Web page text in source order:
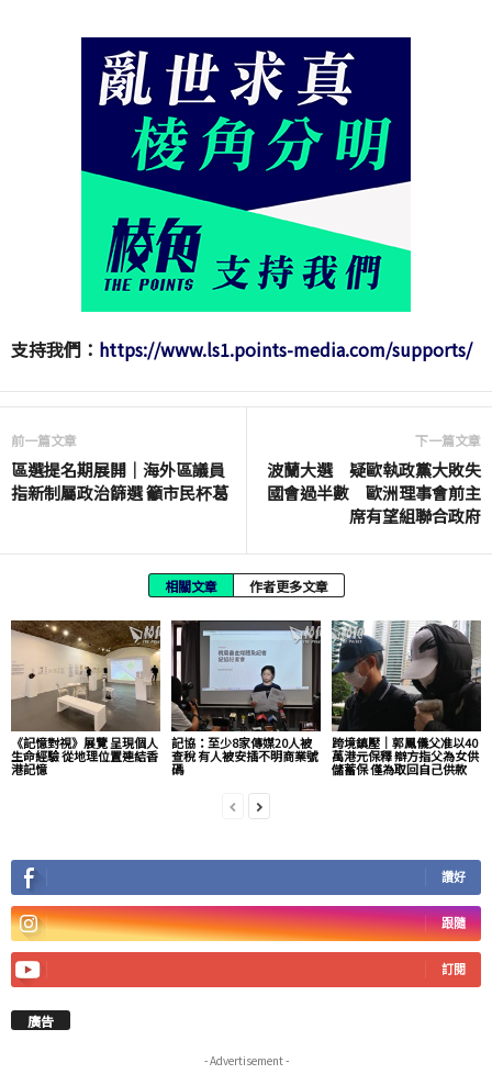
支持我們： https://www.ls1.points-media.com/supports/
前一篇文章
區選提名期展開｜海外區議員
指新制屬政治篩選 籲市民杯葛
下一篇文章
波蘭大選 疑歐執政黨大敗失
國會過半數 歐洲理事會前主
席有望組聯合政府
相關文章 作者更多文章
《記憶對視》展覽 呈現個人
生命經驗 從地理位置連結香
港記憶
記協：至少8家傳媒20人被
查稅 有人被安插不明商業號
碼
跨境鎮壓｜郭鳳儀父准以40
萬港元保釋 辯方指父為女供
儲蓄保 僅為取回自己供款
讚好
跟隨
訂閱
廣告
- Advertisement -